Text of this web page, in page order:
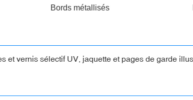
Bords métallisés